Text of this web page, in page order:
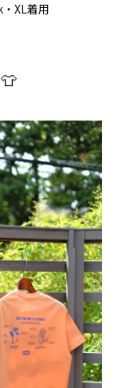
着用